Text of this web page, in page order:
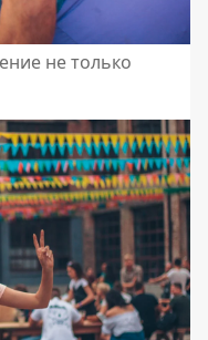
не только